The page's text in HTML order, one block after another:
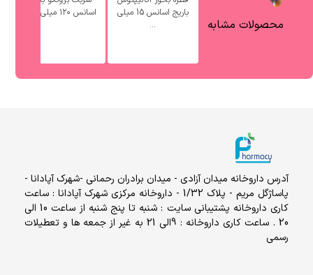
محصولات مشابه
باریج اسانس 15 میلی
...
اسانس ۱۲۰ میلی ‎لیتر
آدرس داروخانه میدان آزادی - میدان برادران رحمانی -شهرک آپادانا -
پاساژگل مریم - پلاک 1/32 - داروخانه مرکزی شهرک آپادانا : ساعت
کاری داروخانه پشتیبانی سایت : شنبه تا پنج شنبه از ساعت 10 الی
20 . ساعت کاری داروخانه : 9الی 21 به غیر از جمعه ها و تعطیلات
رسمی